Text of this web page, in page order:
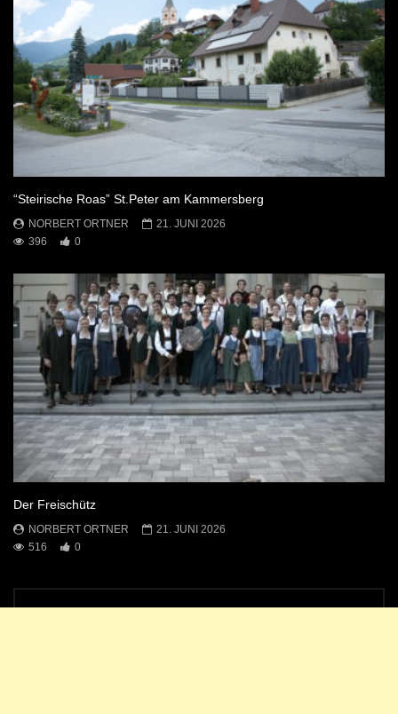
“Steirische Roas” St.Peter am Kammersberg
NORBERT ORTNER
21. JUNI 2026
396
0
Der Freischütz
NORBERT ORTNER
21. JUNI 2026
516
0